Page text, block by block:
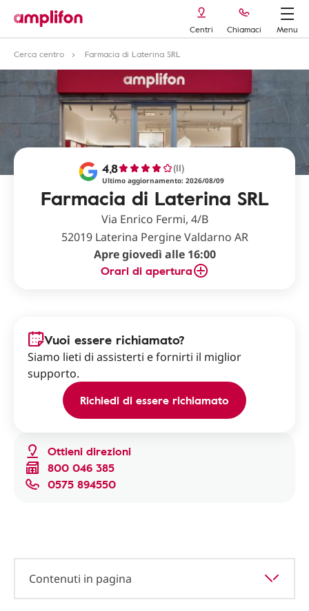
Centri Chiamaci
Menu
Cerca centro
Farmacia di Laterina SRL
Farmacia di Laterina SRL
4,8 (11)
Ultimo aggiornamento: 2026/08/09
Via Enrico Fermi, 4/B
52019 Laterina Pergine Valdarno AR
Apre giovedì alle 16:00
Orari di apertura
Ottieni direzioni
800 046 385
0575 894550
Vuoi essere richiamato?
Siamo lieti di assisterti e fornirti il miglior
supporto.
Richiedi di essere richiamato
Contenuti in pagina